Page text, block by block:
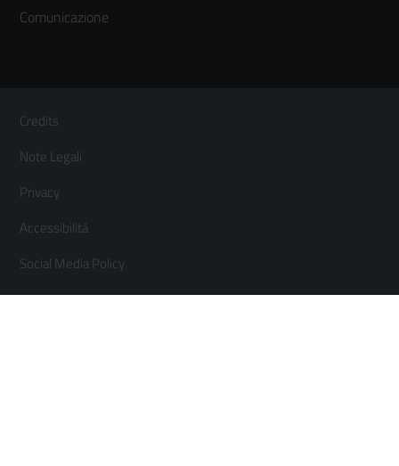
Comunicazione
Footer
Menù
orizzontale
Credits
Note Legali
Privacy
Accessibilità
Social Media Policy